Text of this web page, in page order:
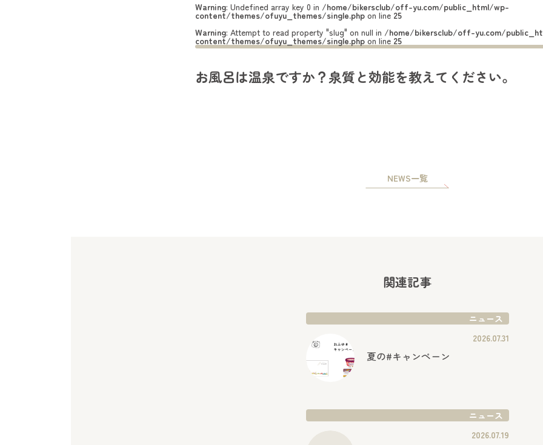
Warning: Undefined array key 0 in /home/bikersclub/off-yu.com/public_html/wp-
content/themes/ofuyu_themes/single.php on line 25
Warning: Attempt to read property "slug" on null in /home/bikersclub/off-yu.com/
content/themes/ofuyu_themes/single.php on line 25
お風呂は温泉ですか？泉質と効能を教えてください。
NEWS一覧
関連記事
ニュース
2026.07.31
夏の#キャンペーン
ニュース
2026.07.19